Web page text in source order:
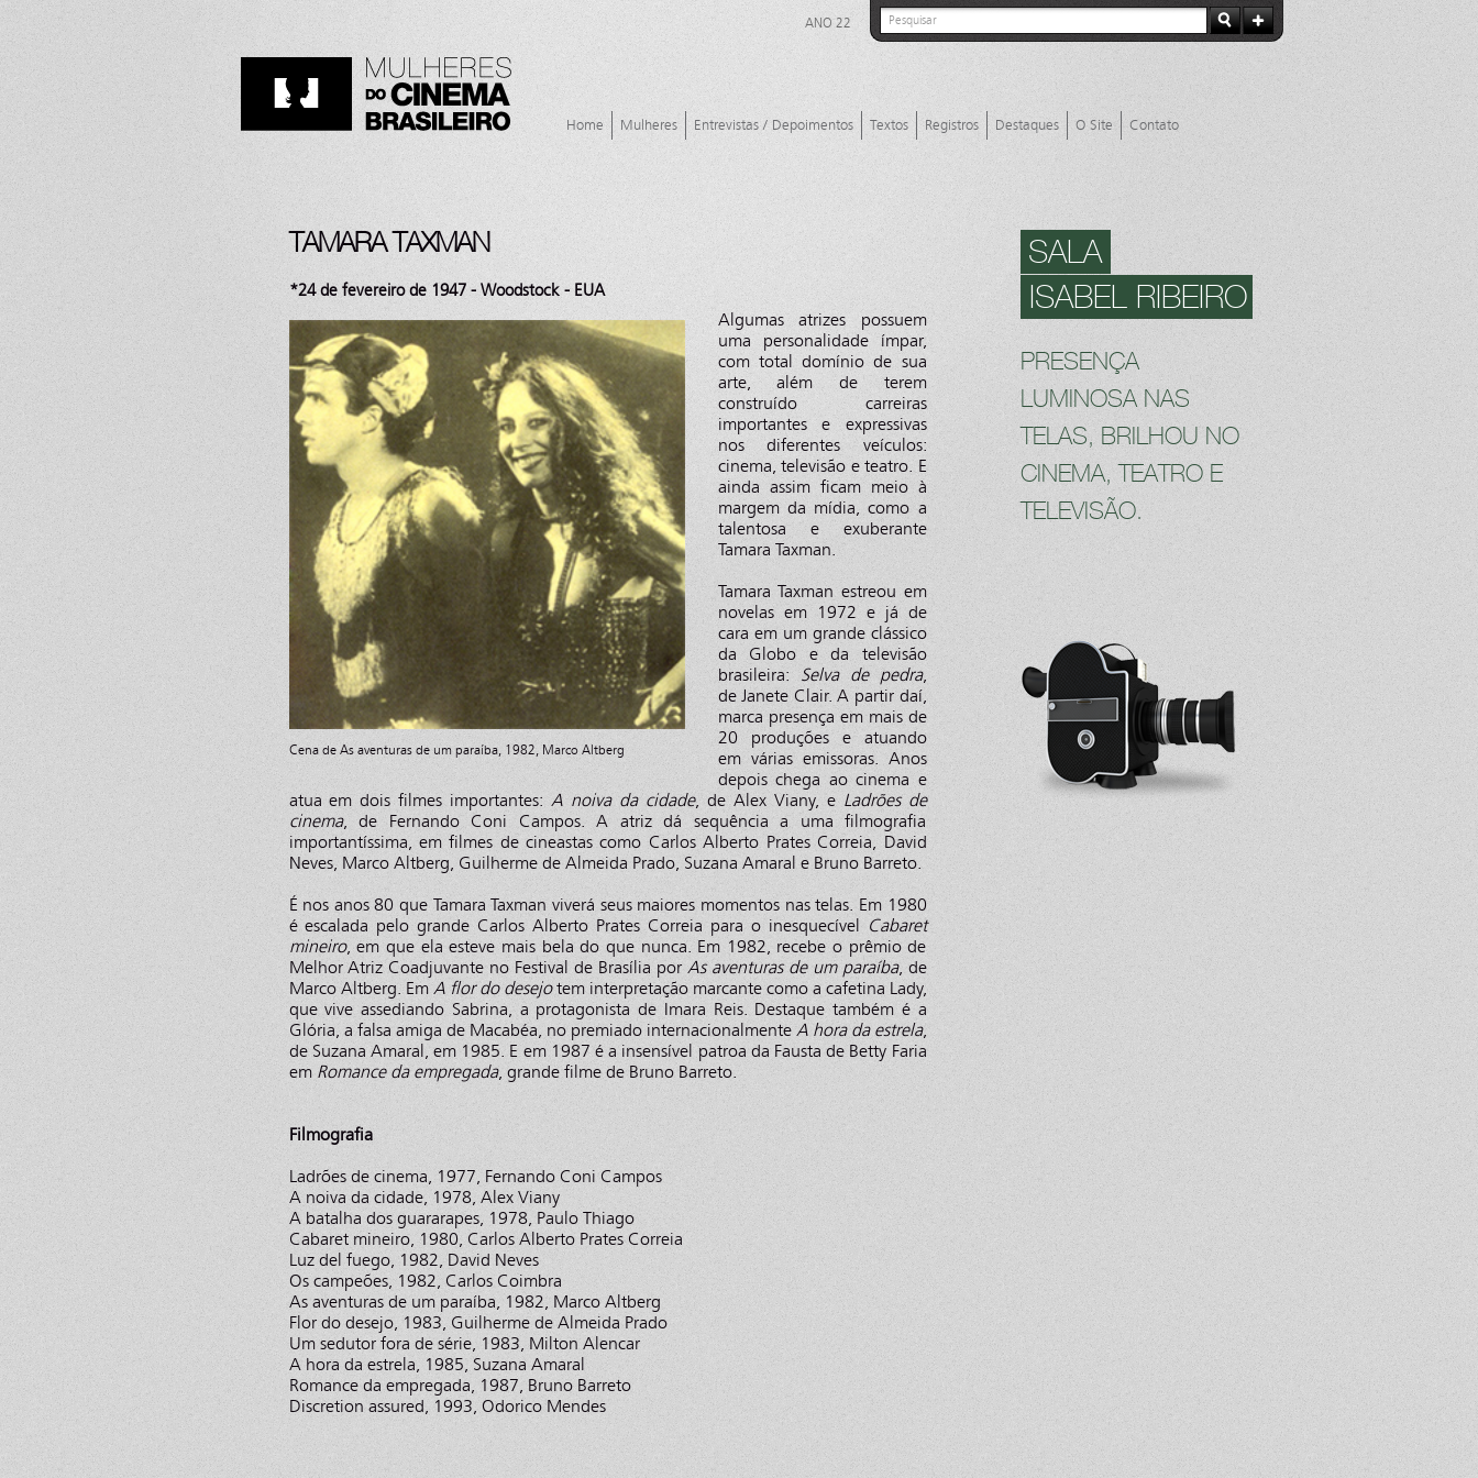
ANO 22
Home Mulheres Entrevistas / Depoimentos Textos Registros Destaques O Site Contato
TAMARA TAXMAN
*24 de fevereiro de 1947 - Woodstock - EUA
Cena de As aventuras de um paraíba, 1982, Marco Altberg
Algumas atrizes possuem
uma personalidade ímpar,
com total domínio de sua
arte, além de terem
construído carreiras
importantes e expressivas
nos diferentes veículos:
cinema, televisão e teatro. E
ainda assim ficam meio à
margem da mídia, como a
talentosa e exuberante
Tamara Taxman.
Tamara Taxman estreou em
novelas em 1972 e já de
cara em um grande clássico
da Globo e da televisão
brasileira:Selva de pedra,
de Janete Clair. A partir daí,
marca presença em mais de
20 produções e atuando
em várias emissoras. Anos
depois chega ao cinema e
atua em dois filmes importantes:A noiva da cidade, de Alex Viany, e Ladrões de
cinema, de Fernando Coni Campos. A atriz dá sequência a uma filmografia
importantíssima, em filmes de cineastas como Carlos Alberto Prates Correia, David
Neves, Marco Altberg, Guilherme de Almeida Prado, Suzana Amaral e Bruno Barreto.
É nos anos 80 que Tamara Taxman viverá seus maiores momentos nas telas. Em 1980
é escalada pelo grande Carlos Alberto Prates Correia para o inesquecível Cabaret
mineiro, em que ela esteve mais bela do que nunca. Em 1982, recebe o prêmio de
Melhor Atriz Coadjuvante no Festival de Brasília por As aventuras de um paraíba, de
Marco Altberg. Em A flor do desejotem interpretação marcante como a cafetina Lady,
que vive assediando Sabrina, a protagonista de Imara Reis. Destaque também é a
Glória, a falsa amiga de Macabéa, no premiado internacionalmente A hora da estrela,
de Suzana Amaral, em 1985. E em 1987 é a insensível patroa da Fausta de Betty Faria
em Romance da empregada, grande filme de Bruno Barreto.
Filmografia
Ladrões de cinema, 1977, Fernando Coni Campos
A noiva da cidade, 1978, Alex Viany
A batalha dos guararapes, 1978, Paulo Thiago
Cabaret mineiro, 1980, Carlos Alberto Prates Correia
Luz del fuego, 1982, David Neves
Os campeões, 1982, Carlos Coimbra
As aventuras de um paraíba, 1982, Marco Altberg
Flor do desejo, 1983, Guilherme de Almeida Prado
Um sedutor fora de série, 1983, Milton Alencar
A hora da estrela, 1985, Suzana Amaral
Romance da empregada, 1987, Bruno Barreto
Discretion assured, 1993, Odorico Mendes
SALA
ISABEL RIBEIRO
PRESENÇA
LUMINOSA NAS
TELAS, BRILHOU NO
CINEMA, TEATRO E
TELEVISÃO.